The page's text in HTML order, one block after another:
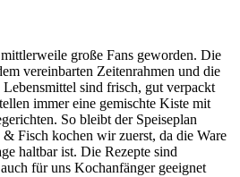
große Fans geworden. Die
vereinbarten Zeitenrahmen und die
sind frisch, gut verpackt
immer eine gemischte Kiste mit
So bleibt der Speiseplan
& Fisch kochen wir zuerst, da die Ware
haltbar ist. Die Rezepte sind
für uns Kochanfänger geeignet